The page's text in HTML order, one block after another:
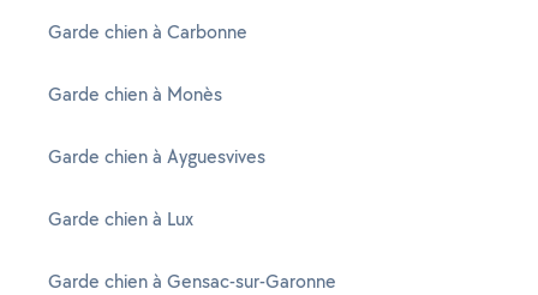
Garde chien à Carbonne
Garde chien à Monès
Garde chien à Ayguesvives
Garde chien à Lux
Garde chien à Gensac-sur-Garonne